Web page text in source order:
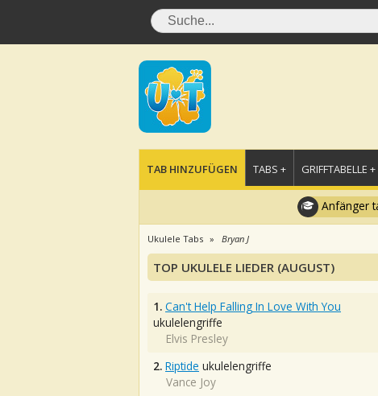
TAB HINZUFÜGEN TABS + GRIFFTABELLE +
Anfänger
Ukulele Tabs Bryan J
TOP UKULELE LIEDER (AUGUST)
1. Can't Help Falling In Love With You
ukulelengriffe
Elvis Presley
2. Riptide ukulelengriffe
Vance Joy